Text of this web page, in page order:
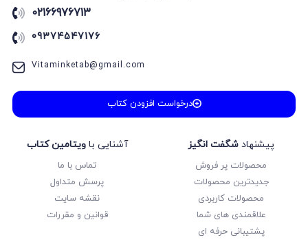
پیشنهاد شگفت انگیز
محصولات پر فروش
جدیدترین محصولات
محصولات کاربردی
علاقمندی های شما
پشتیبانی حرفه ای
آشنایی باویتامین کتاب
تماس با ما
پرسش متداول
نقشه سایت
قوانین و مقررات
02166976713
09374547176
Vitaminketab@gmail.com
درخواست افزودن کتاب